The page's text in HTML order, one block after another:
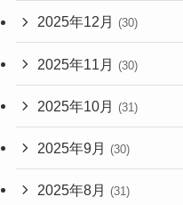
2025年12月 (30)
2025年11月 (30)
2025年10月 (31)
2025年9月 (30)
2025年8月 (31)